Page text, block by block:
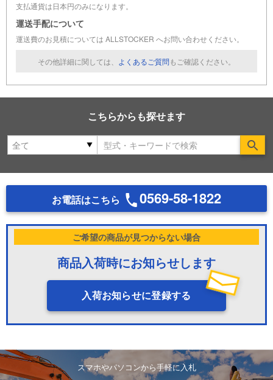
支払通貨は日本円のみになります。
運送手配について
運送費のお見積については ALLSTOCKER へお問い合わせください。
その他詳細に関しては、 よくあるご質問もご確認ください。
こちらからも探せます
お電話はこちら 0569-58-1822
ご希望の商品が見つからない場合
商品入荷時にお知らせします
入荷お知らせに登録する
スマホやパソコンから手軽に入札